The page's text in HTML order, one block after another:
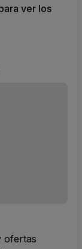
ver los
ofertas